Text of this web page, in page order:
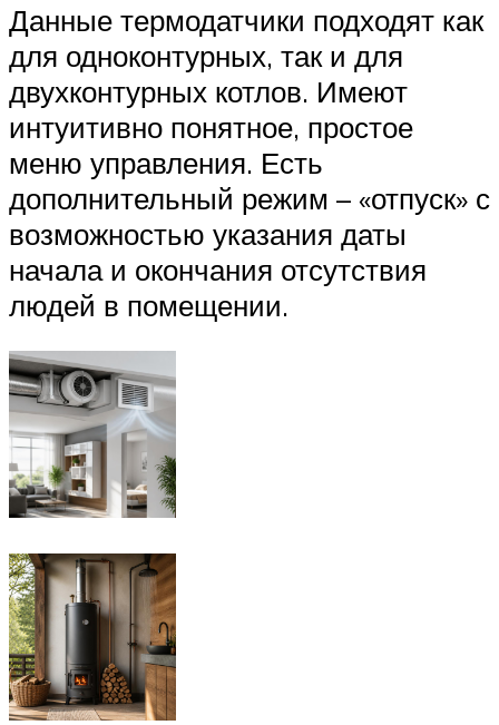
Данные термодатчики подходят как
для одноконтурных, так и для
двухконтурных котлов. Имеют
интуитивно понятное, простое
меню управления. Есть
дополнительный режим – «отпуск» с
возможностью указания даты
начала и окончания отсутствия
людей в помещении.